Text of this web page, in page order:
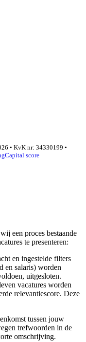
• KvK nr: 34330199 •
score
een proces bestaande
te presenteren:
en ingestelde filters
en salaris) worden
uitgesloten.
vacatures worden
relevantiescore. Deze
tussen jouw
trefwoorden in de
omschrijving.